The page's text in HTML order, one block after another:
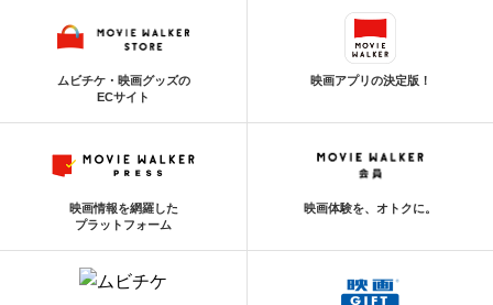
ムビチケ・映画グッズの
ECサイト
映画アプリの決定版！
映画情報を網羅した
プラットフォーム
映画体験を、オトクに。